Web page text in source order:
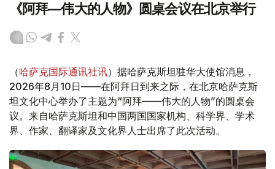
《阿拜—伟大的人物》圆桌会议在北京举行
（哈萨克国际通讯社讯）据哈萨克斯坦驻华大使馆消息，
2026年8月10日——在阿拜日到来之际，在北京哈萨克斯
坦文化中心举办了主题为“阿拜——伟大的人物”的圆桌会
议。来自哈萨克斯坦和中国两国国家机构、科学界、学术
界、作家、翻译家及文化界人士出席了此次活动。